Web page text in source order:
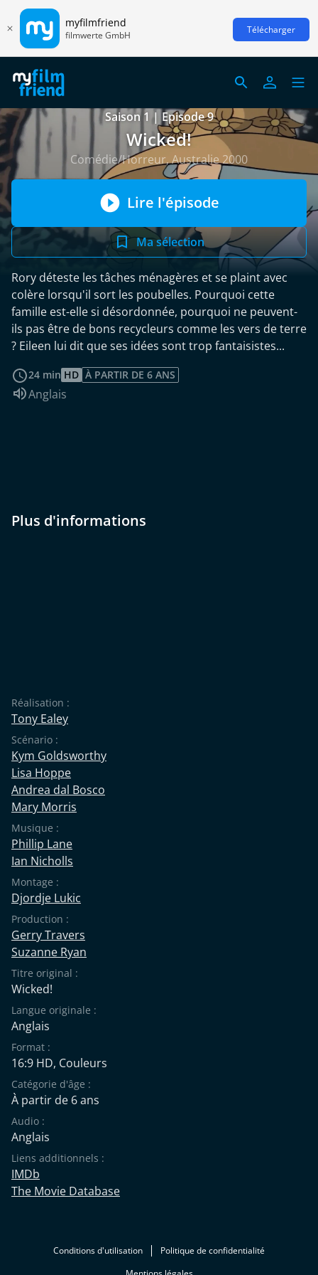
myfilmfriend
filmwerte GmbH Télécharger
Saison 1 | Episode 9
Wicked!
Comédie/Horreur, Australie 2000
Lire l'épisode
Ma sélection
Rory déteste les tâches ménagères et se plaint avec
colère lorsqu'il sort les poubelles. Pourquoi cette
famille est-elle si désordonnée, pourquoi ne peuvent-
ils pas être de bons recycleurs comme les vers de terre
? Eileen lui dit que ses idées sont trop fantaisistes...
24 min HD À PARTIR DE 6 ANS
Audio :
Anglais
Plus d'informations
Réalisation :
Tony Ealey
Scénario :
Kym Goldsworthy
Lisa Hoppe
Andrea dal Bosco
Mary Morris
Musique :
Phillip Lane
Ian Nicholls
Montage :
Djordje Lukic
Production :
Gerry Travers
Suzanne Ryan
Titre original :
Wicked!
Langue originale :
Anglais
Format :
16:9 HD, Couleurs
Catégorie d'âge :
À partir de 6 ans
Audio :
Anglais
Liens additionnels :
IMDb
The Movie Database
Conditions d'utilisation
Politique de confidentialité